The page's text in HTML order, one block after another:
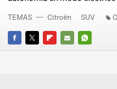
FACEBOOKTWITTERFLIPBOARD
E-
WHATSAPP
TEMAS Citroën SUV